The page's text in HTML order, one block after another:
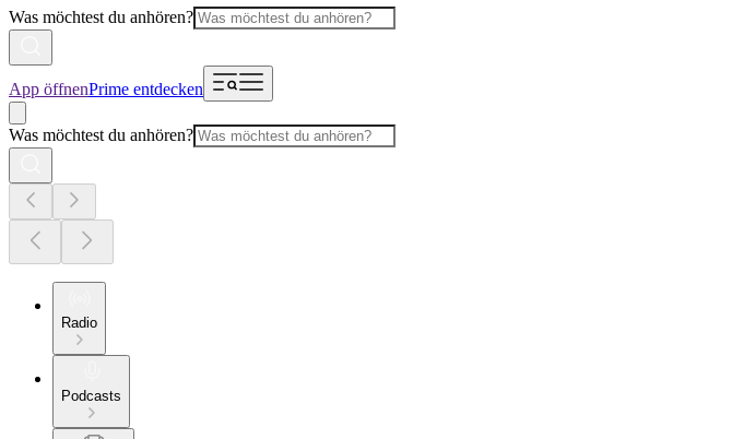
Was möchtest du anhören?
App öffnenPrime entdecken
Was möchtest du anhören?
Radio
Podcasts